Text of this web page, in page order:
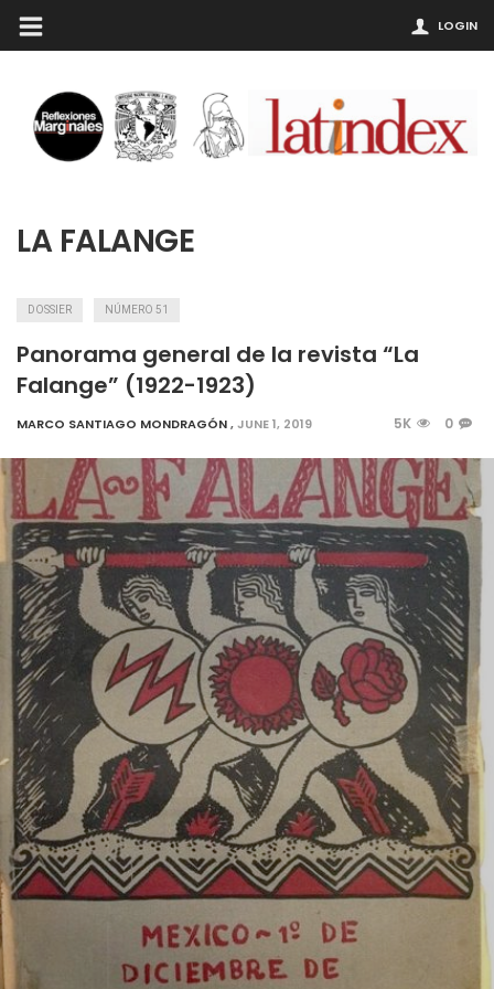
LOGIN
LA FALANGE
DOSSIER NÚMERO 51
Panorama general de la revista “La
Falange” (1922-1923)
MARCO SANTIAGO MONDRAGÓN,JUNE 1, 2019 5K 0